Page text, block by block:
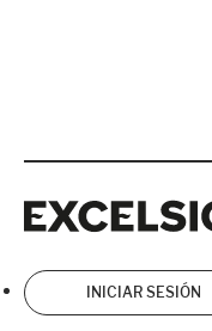
INICIAR SESIÓN